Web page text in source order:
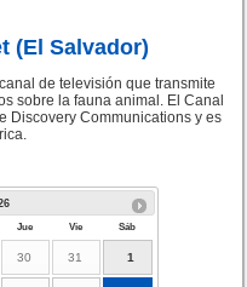
(El Salvador)
de televisión que transmite
sobre la fauna animal. El Canal
Discovery Communications y es
Jue Vie Sáb
30 31 1